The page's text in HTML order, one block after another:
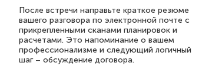
После встречи направьте краткое резюме
вашего разговора по электронной почте с
прикрепленными сканами планировок и
расчетами. Это напоминание о вашем
профессионализме и следующий логичный
шаг – обсуждение договора.